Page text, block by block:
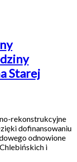
Starej
rekonstrukcyjne
dofinansowaniu
odnowione
i